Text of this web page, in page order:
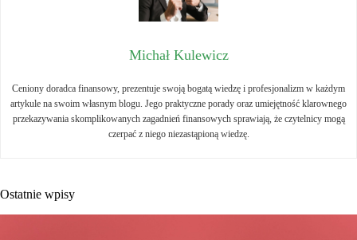
Michał Kulewicz
Ceniony doradca finansowy, prezentuje swoją bogatą wiedzę i profesjonalizm w każdym
artykule na swoim własnym blogu. Jego praktyczne porady oraz umiejętność klarownego
przekazywania skomplikowanych zagadnień finansowych sprawiają, że czytelnicy mogą
czerpać z niego niezastąpioną wiedzę.
Ostatnie wpisy